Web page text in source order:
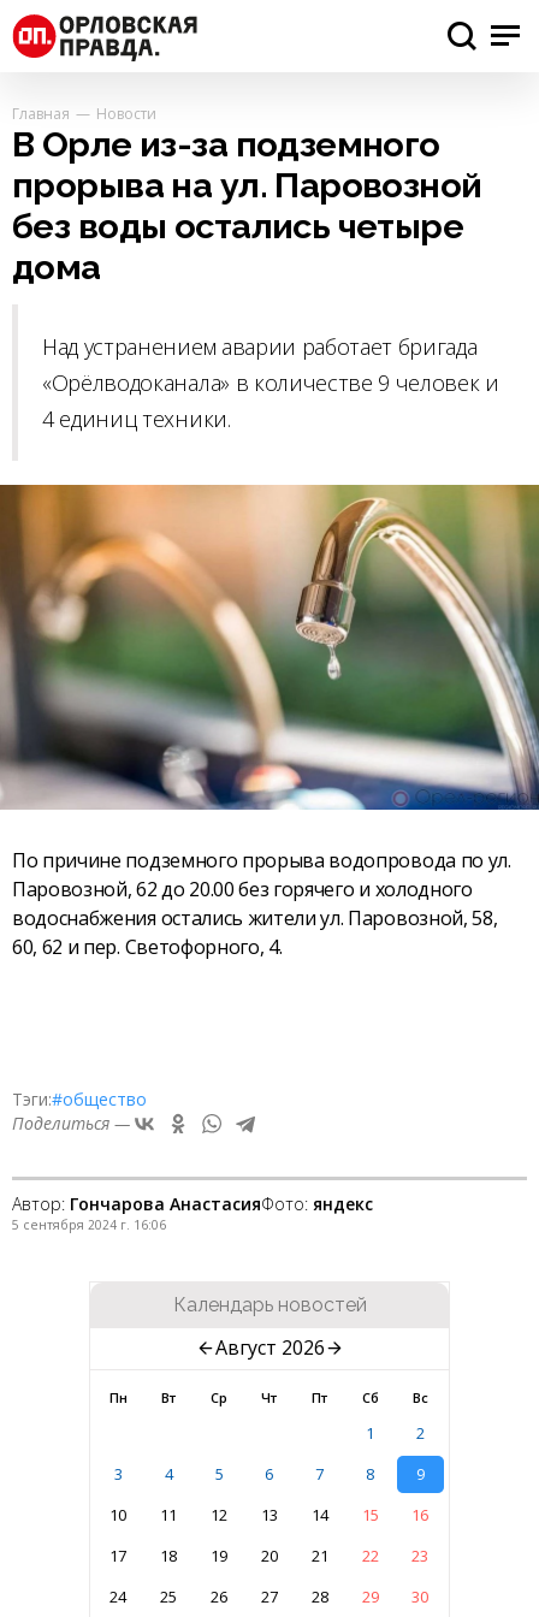
Главная Новости
В Орле из-за подземного
прорыва на ул. Паровозной
без воды остались четыре
дома
Над устранением аварии работает бригада
«Орёлводоканала» в количестве 9 человек и
4 единиц техники.
По причине подземного прорыва водопровода по ул.
Паровозной, 62 до 20.00 без горячего и холодного
водоснабжения остались жители ул. Паровозной, 58,
60, 62 и пер. Светофорного, 4.
Тэги:#общество
Поделиться —
Автор: Гончарова АнастасияФото: яндекс
5 сентября 2024 г. 16:06
Календарь новостей
Август 2026
Пн Вт Ср Чт Пт Сб Вс
1
2
3
4 5 6 7 8
9
10
11 12 13 14 15
16
17
18 19 20 21 22
23
24
25 26 27 28 29 30